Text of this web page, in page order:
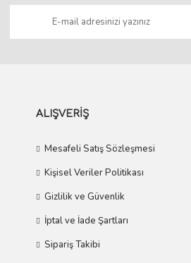
ALIŞVERİŞ
Mesafeli Satış Sözleşmesi
Kişisel Veriler Politikası
Gizlilik ve Güvenlik
İptal ve İade Şartları
Sipariş Takibi